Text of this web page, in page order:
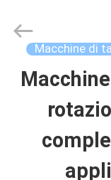
CASA
PRODOTTI
Machinery
Equipment Macchine di